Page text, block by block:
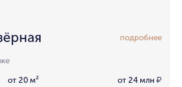
подробнее
от 20 м² от 24 млн ₽